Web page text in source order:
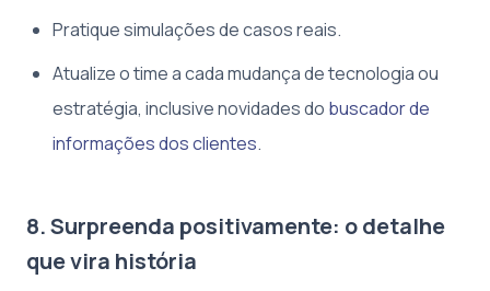
Pratique simulações de casos reais.
Atualize o time a cada mudança de tecnologia ou
estratégia, inclusive novidades do buscador de
informações dos clientes.
8. Surpreenda positivamente: o detalhe
que vira história